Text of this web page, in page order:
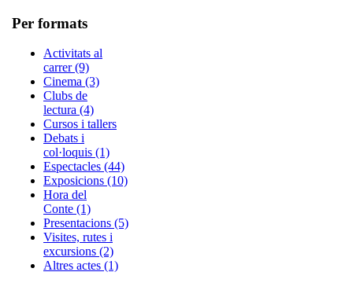
Per formats
Activitats al
carrer (9)
Cinema (3)
Clubs de
lectura (4)
Cursos i tallers
Debats i
col·loquis (1)
Espectacles (44)
Exposicions (10)
Hora del
Conte (1)
Presentacions (5)
Visites, rutes i
excursions (2)
Altres actes (1)